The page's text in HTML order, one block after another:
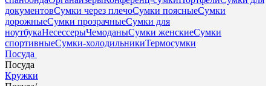
документовСумки через плечоСумки поясныеСумки
дорожныеСумки прозрачныеСумки для
ноутбукаНесессерыЧемоданыСумки женскиеСумки
спортивныеСумки-холодильникиТермосумки
Посуда
Посуда
Кружки